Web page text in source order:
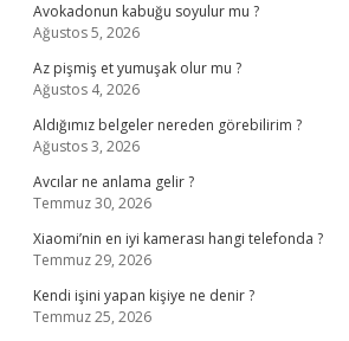
Avokadonun kabuğu soyulur mu ?
Ağustos 5, 2026
Az pişmiş et yumuşak olur mu ?
Ağustos 4, 2026
Aldığımız belgeler nereden görebilirim ?
Ağustos 3, 2026
Avcılar ne anlama gelir ?
Temmuz 30, 2026
Xiaomi’nin en iyi kamerası hangi telefonda ?
Temmuz 29, 2026
Kendi işini yapan kişiye ne denir ?
Temmuz 25, 2026